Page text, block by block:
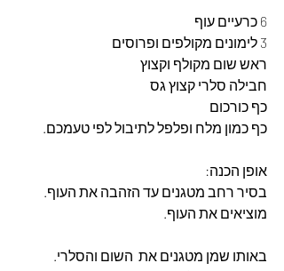
6 כרעיים עוף
3 לימונים מקולפים ופרוסים
ראש שום מקולף וקצוץ
חבילה סלרי קצוץ גס
כף כורכום
כף כמון מלח ופלפל לתיבול לפי טעמכם.
אופן הכנה:
בסיר רחב מטגנים עד הזהבה את העוף.
מוציאים את העוף.
באותו שמן מטגנים את  השום והסלרי.